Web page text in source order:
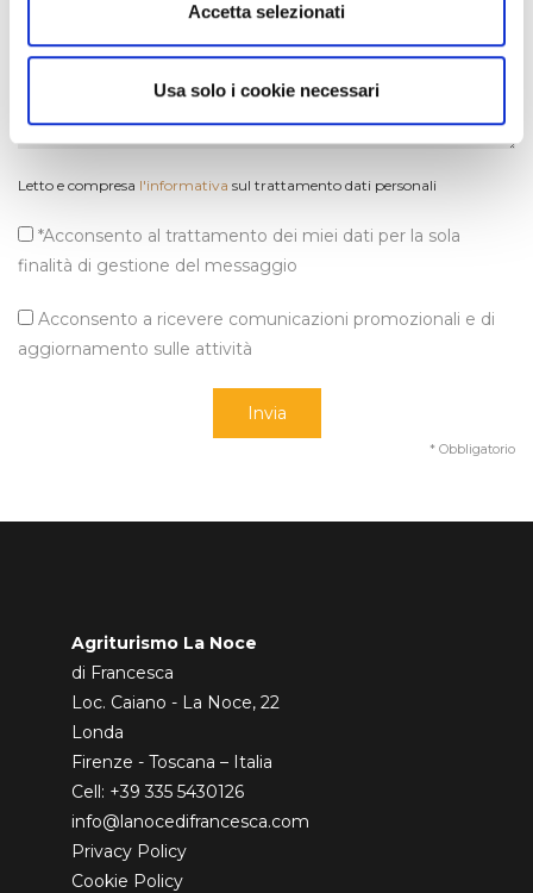
Accetta selezionati
Usa solo i cookie necessari
Letto e compresa l'informativa sul trattamento dati personali
*Acconsento al trattamento dei miei dati per la sola
finalità di gestione del messaggio
Acconsento a ricevere comunicazioni promozionali e di
aggiornamento sulle attività
Invia
* Obbligatorio
Agriturismo La Noce
di Francesca
Loc. Caiano - La Noce, 22
Londa
Firenze - Toscana – Italia
Cell: +39 335 5430126
info@lanocedifrancesca.com
Privacy Policy
Cookie Policy